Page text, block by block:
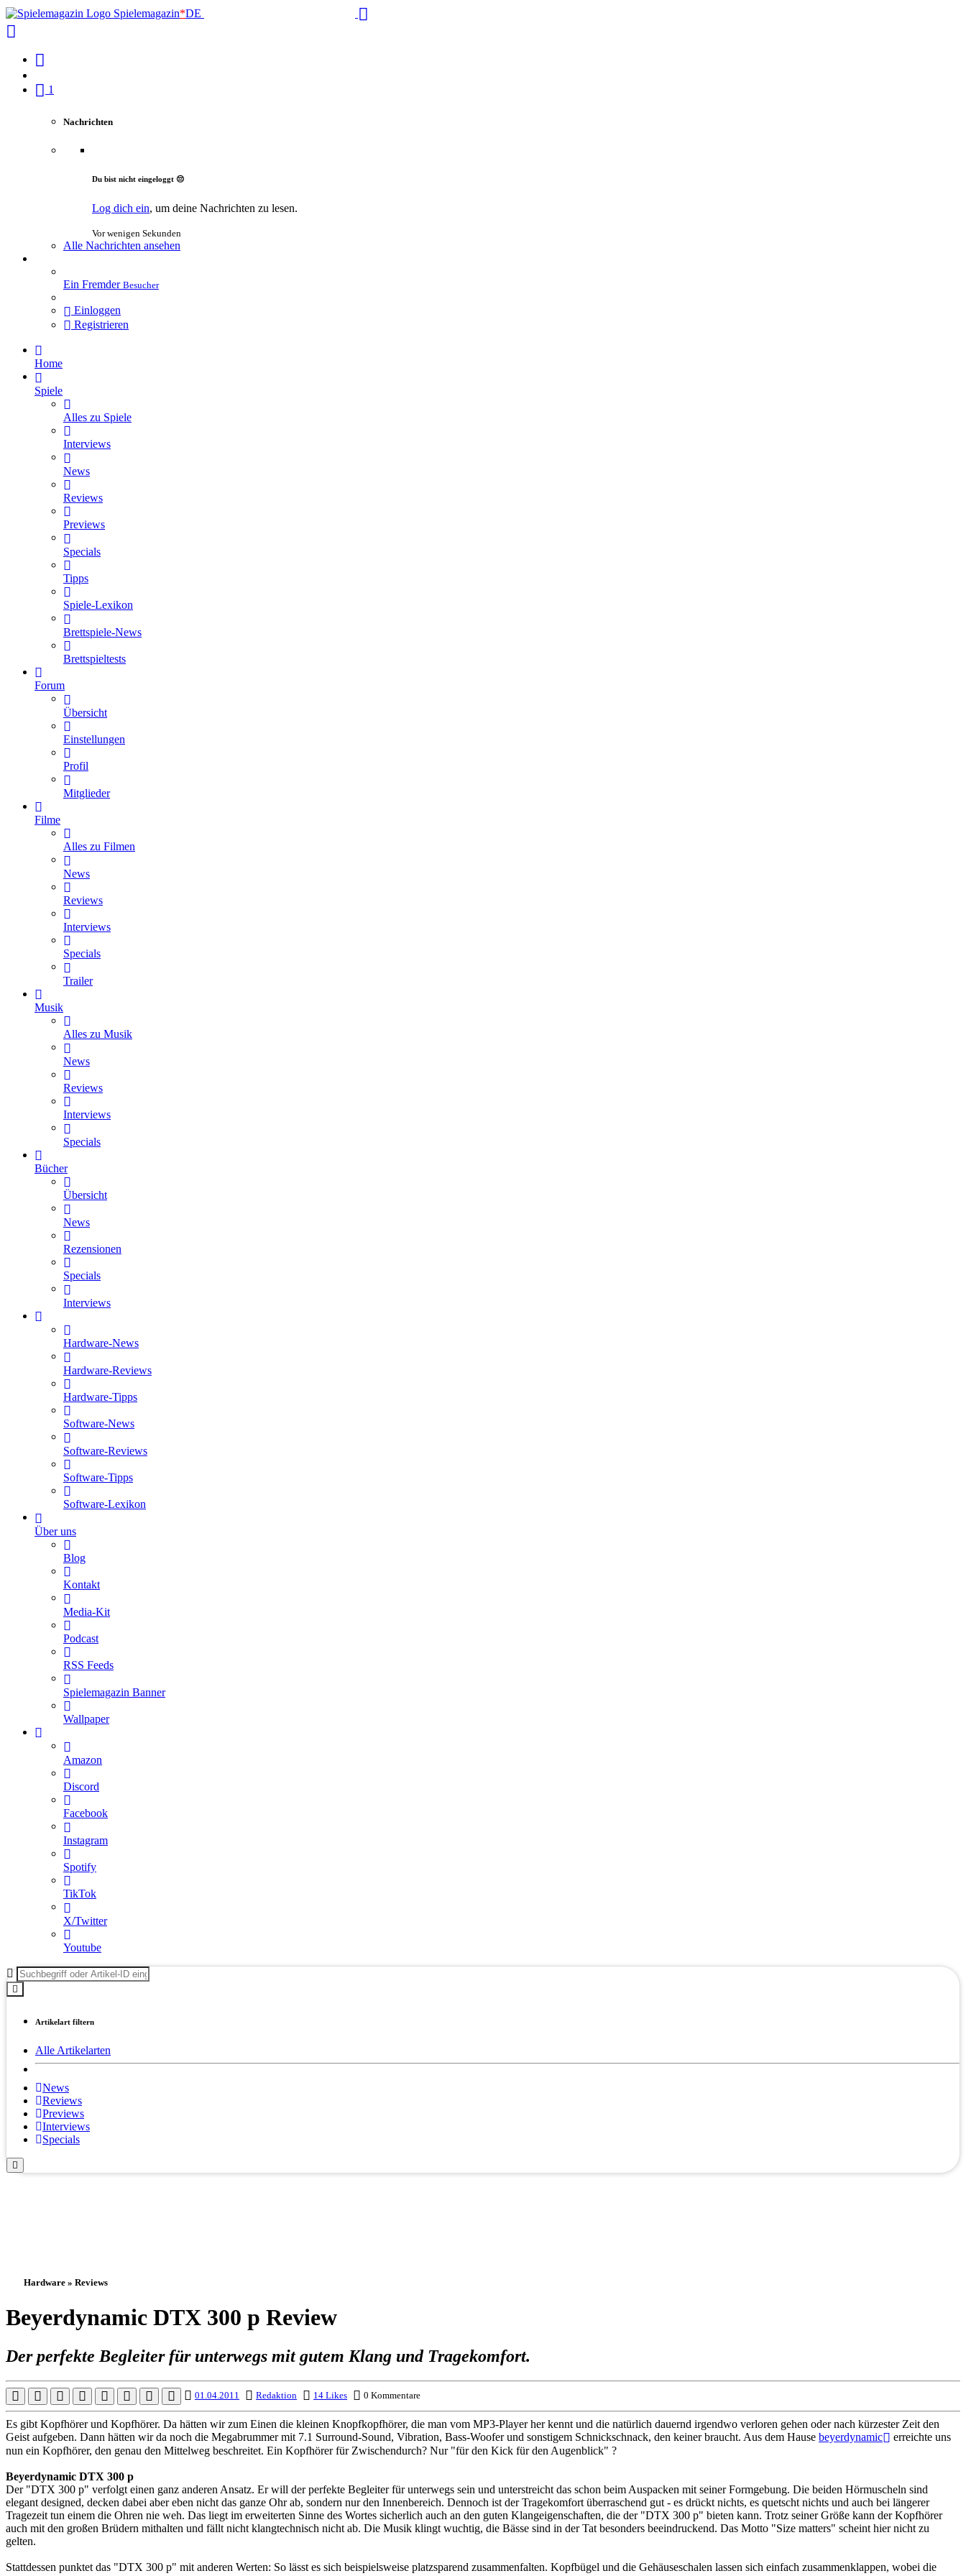
Spielemagazin*DE
1
Nachrichten
Du bist nicht eingeloggt 😔
Log dich ein, um deine Nachrichten zu lesen.
Vor wenigen Sekunden
Alle Nachrichten ansehen
Ein Fremder Besucher
Einloggen
Registrieren
Home
Spiele
Alles zu Spiele
Interviews
News
Reviews
Previews
Specials
Tipps
Spiele-Lexikon
Brettspiele-News
Brettspieltests
Forum
Übersicht
Einstellungen
Profil
Mitglieder
Filme
Alles zu Filmen
News
Reviews
Interviews
Specials
Trailer
Musik
Alles zu Musik
News
Reviews
Interviews
Specials
Bücher
Übersicht
News
Rezensionen
Specials
Interviews
Hardware-News
Hardware-Reviews
Hardware-Tipps
Software-News
Software-Reviews
Software-Tipps
Software-Lexikon
Über uns
Blog
Kontakt
Media-Kit
Podcast
RSS Feeds
Spielemagazin Banner
Wallpaper
Amazon
Discord
Facebook
Instagram
Spotify
TikTok
X/Twitter
Youtube
Artikelart filtern
Alle Artikelarten
News
Reviews
Previews
Interviews
Specials
Hardware » Reviews
Beyerdynamic DTX 300 p Review
Der perfekte Begleiter für unterwegs mit gutem Klang und Tragekomfort.
01.04.2011 Redaktion 14 Likes 0 Kommentare
Es gibt Kopfhörer und Kopfhörer. Da hätten wir zum Einen die kleinen Knopfkopfhörer, die man vom MP3-Player her kennt und die natürlich dauernd irgendwo verloren gehen oder nach kürzester Zeit den
Geist aufgeben. Dann hätten wir da noch die Megabrummer mit 7.1 Surround-Sound, Vibration, Bass-Woofer und sonstigem Schnickschnack, den keiner braucht. Aus dem Hause beyerdynamic
erreichte uns
nun ein Kopfhörer, den genau den Mittelweg beschreitet. Ein Kopfhörer für Zwischendurch? Nur "für den Kick für den Augenblick" ?
Beyerdynamic DTX 300 p
Der "DTX 300 p" verfolgt einen ganz anderen Ansatz. Er will der perfekte Begleiter für unterwegs sein und unterstreicht das schon beim Auspacken mit seiner Formgebung. Die beiden Hörmuscheln sind
elegant designed, decken dabei aber eben nicht das ganze Ohr ab, sondern nur den Innenbereich. Dennoch ist der Tragekomfort überraschend gut - es drückt nichts, es quetscht nichts und auch bei längerer
Tragezeit tun einem die Ohren nie weh. Das liegt im erweiterten Sinne des Wortes sicherlich auch an den guten Klangeigenschaften, die der "DTX 300 p" bieten kann. Trotz seiner Größe kann der Kopfhörer
auch mit den großen Brüdern mithalten und fällt nicht klangtechnisch nicht ab. Die Musik klingt wuchtig, die Bässe sind in der Tat besonders beeindruckend. Das Motto "Size matters" scheint hier nicht zu
gelten.
Stattdessen punktet das "DTX 300 p" mit anderen Werten: So lässt es sich beispielsweise platzsparend zusammenfalten. Kopfbügel und die Gehäuseschalen lassen sich einfach zusammenklappen, wobei die